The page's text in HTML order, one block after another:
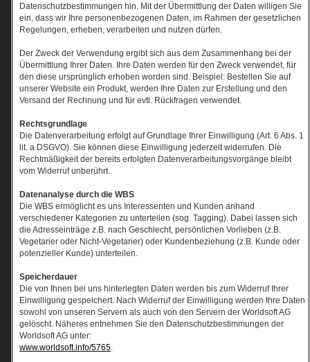
Datenschutzbestimmungen hin. Mit der Übermittlung der Daten willigen Sie
ein, dass wir Ihre personenbezogenen Daten, im Rahmen der gesetzlichen
Regelungen, erheben, verarbeiten und nutzen dürfen.
Der Zweck der Verwendung ergibt sich aus dem Zusammenhang bei der
Übermittlung Ihrer Daten. Ihre Daten werden für den Zweck verwendet, für
den diese ursprünglich erhoben worden sind. Beispiel: Bestellen Sie auf
unserer Website ein Produkt, werden Ihre Daten zur Erstellung und den
Versand der Rechnung und für evtl. Rückfragen verwendet.
Rechtsgrundlage
Die Datenverarbeitung erfolgt auf Grundlage Ihrer Einwilligung (Art. 6 Abs. 1
lit. a DSGVO). Sie können diese Einwilligung jederzeit widerrufen. Die
Rechtmäßigkeit der bereits erfolgten Datenverarbeitungsvorgänge bleibt
vom Widerruf unberührt.
Datenanalyse durch die WBS
Die WBS ermöglicht es uns Interessenten und Kunden anhand
verschiedener Kategorien zu unterteilen (sog. Tagging). Dabei lassen sich
die Adresseinträge z.B. nach Geschlecht, persönlichen Vorlieben (z.B.
Vegetarier oder Nicht-Vegetarier) oder Kundenbeziehung (z.B. Kunde oder
potenzieller Kunde) unterteilen.
Speicherdauer
Die von Ihnen bei uns hinterlegten Daten werden bis zum Widerruf Ihrer
Einwilligung gespeichert. Nach Widerruf der Einwilligung werden Ihre Daten
sowohl von unseren Servern als auch von den Servern der Worldsoft AG
gelöscht. Näheres entnehmen Sie den Datenschutzbestimmungen der
Worldsoft AG unter:
www.worldsoft.info/5765.